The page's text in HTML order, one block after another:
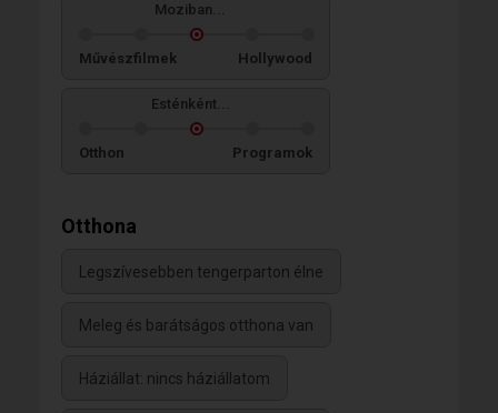
Moziban...
Művészfilmek Hollywood
Esténként...
Otthon Programok
Otthona
Legszívesebben tengerparton élne
Meleg és barátságos otthona van
Háziállat: nincs háziállatom